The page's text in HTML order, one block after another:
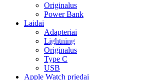
Originalus
Power Bank
Laidai
Adapteriai
Lightning
Originalus
Type C
USB
Apple Watch priedai